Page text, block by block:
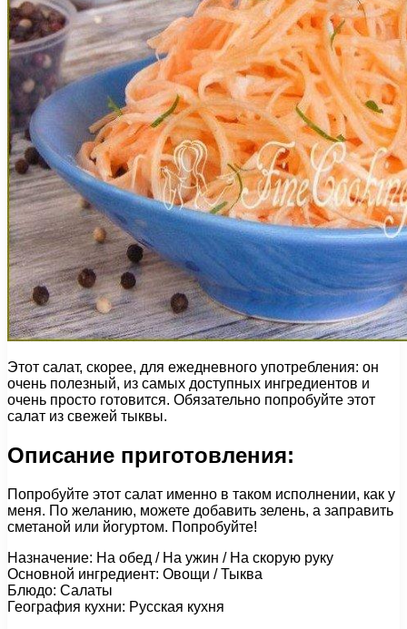
Этот салат, скорее, для ежедневного употребления: он
очень полезный, из самых доступных ингредиентов и
очень просто готовится. Обязательно попробуйте этот
салат из свежей тыквы.
Описание приготовления:
Попробуйте этот салат именно в таком исполнении, как у
меня. По желанию, можете добавить зелень, а заправить
сметаной или йогуртом. Попробуйте!
Назначение: На обед / На ужин / На скорую руку
Основной ингредиент: Овощи / Тыква
Блюдо: Салаты
География кухни: Русская кухня